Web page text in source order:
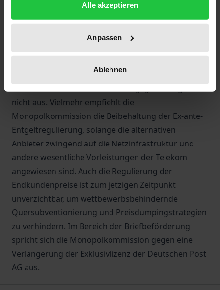
Alle akzeptieren
Anpassen
Ablehnen
Märkte für Fern- und Auslandsgespräche sind zwar
durch eine deutlich höhere Wettbewerbsintensität
gekennzeichnet; diese ist jedoch vor allem als Folge
Die Anwendung des allgemeinen
nicht aus. Vielmehr empfiehlt die
Monopolkommission die Beibehaltung der Ex-ante-
Entgeltregulierung, solange die alternativen
Anbieter zwingend auf die Netzinfrastruktur und
andere wesentliche Vorleistungen der Telekom
angewiesen sind. Auch die Regulierung der
Endkundenpreise ist zum jetzigen Zeitpunkt
unverzichtbar, um wettbewerbsbehindernde
Quersubventionierung und Preisdumpingstrategien
zu verhindern. Im Bereich der Briefbeförderung
spricht sich die Monopolkommission gegen eine
Verlängerung der Exklusivlizenz der Deutschen Post
AG aus.